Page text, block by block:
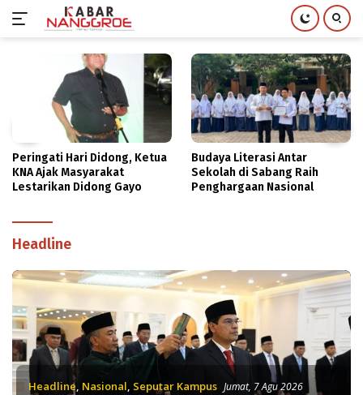
Peringati Hari Didong, Ketua
KNA Ajak Masyarakat
Lestarikan Didong Gayo
Budaya Literasi Antar
Sekolah di Sabang Raih
Penghargaan Nasional
Headline
Headline, Nasional, Seputar Kampus Jumat, 7 Agu 2026